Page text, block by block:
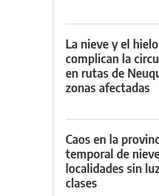
La nieve y el hielo
complican la
en rutas de
zonas afectadas
Caos en la
temporal de
localidades sin
clases